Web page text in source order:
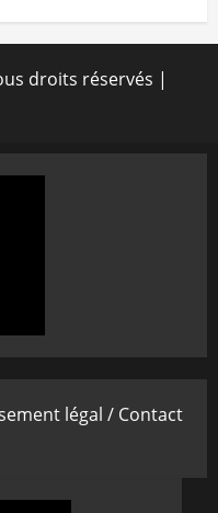
droits réservés |
légal / Contact